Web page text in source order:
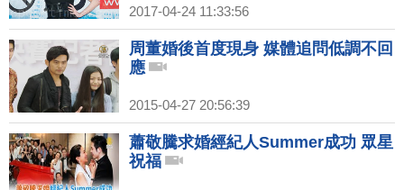
2017-04-24 11:33:56
周董婚後首度現身 媒體追問低調不回
應
2015-04-27 20:56:39
蕭敬騰求婚經紀人Summer成功 眾星
祝福